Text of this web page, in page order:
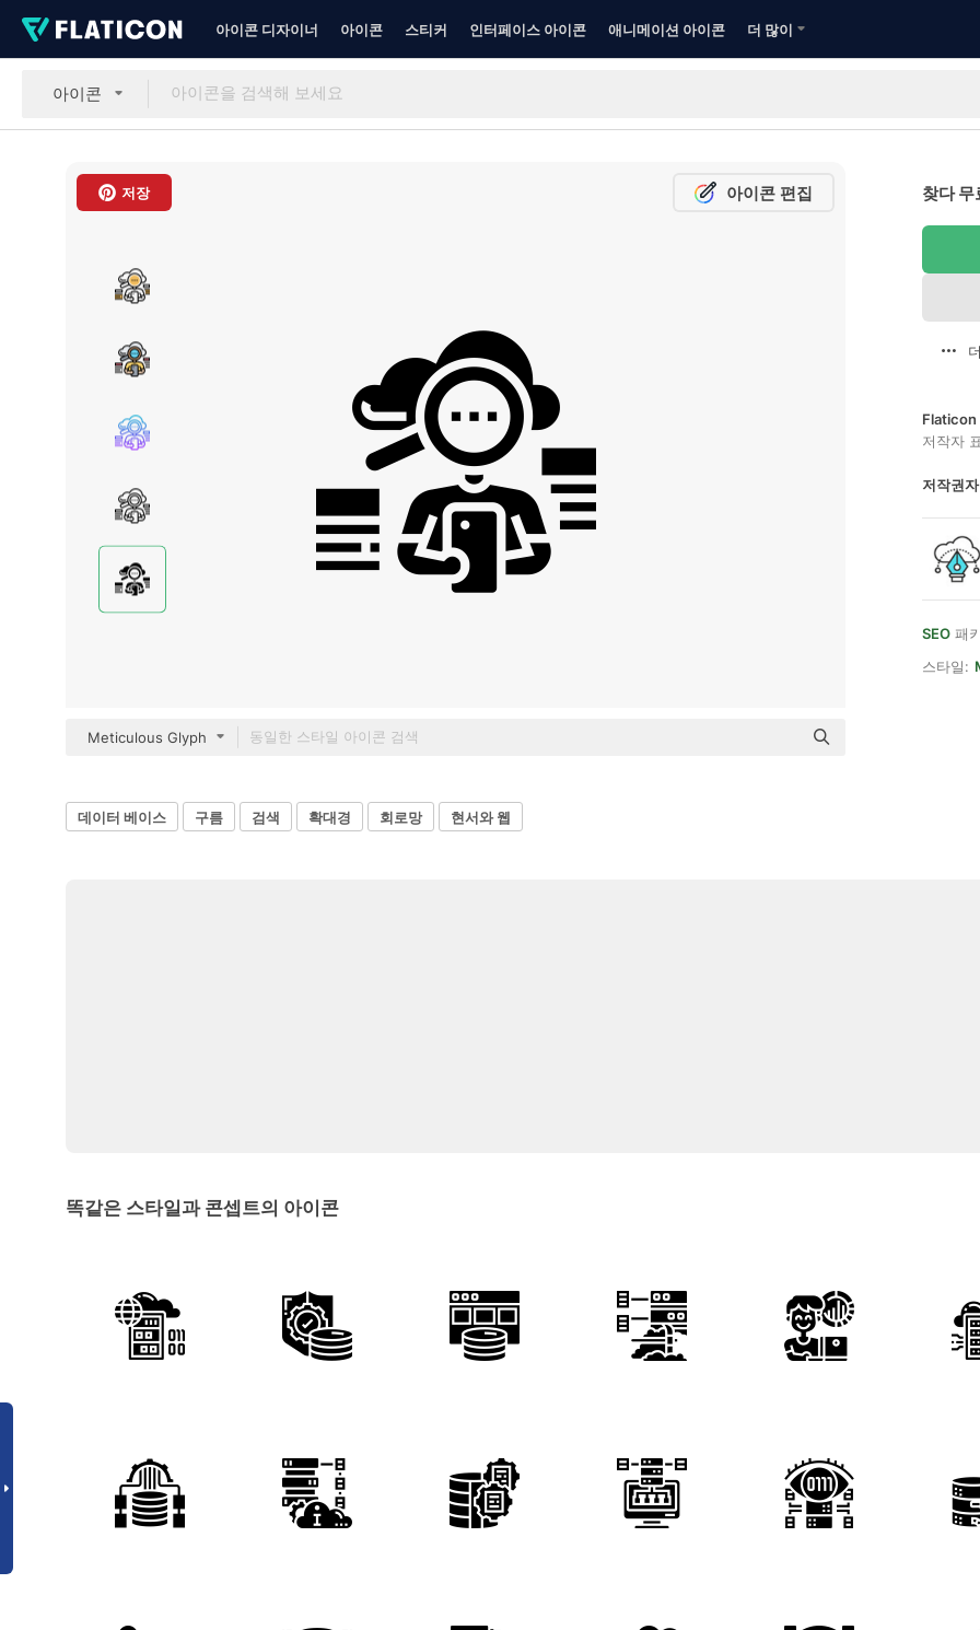
아이콘 디자이너 아이콘 스티커 인터페이스 아이콘 애니메이션 아이콘 더 많이
아이콘
저장 아이콘 편집
Meticulous Glyph
찾다 무
Flaticon
저작자
저작권
SEO 패
스타일:
데이터 베이스 구름 검색 확대경 회로망 현서와 웹
똑같은 스타일과 콘셉트의 아이콘